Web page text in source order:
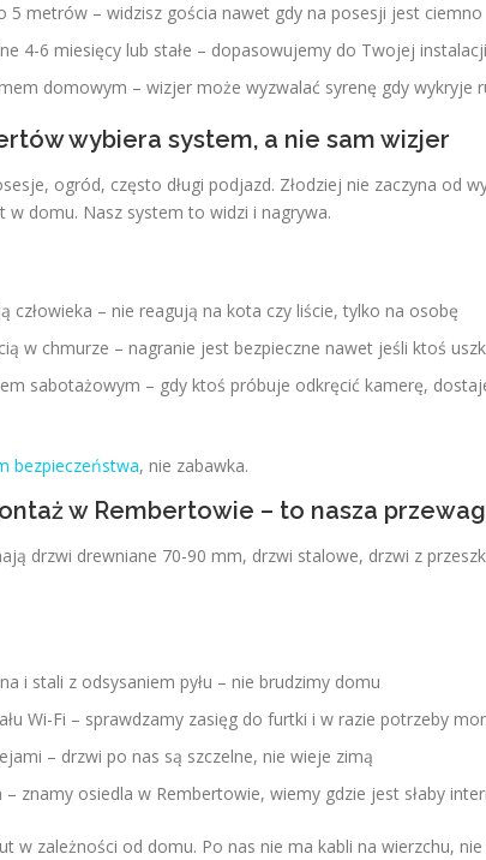
5 metrów – widzisz gościa nawet gdy na posesji jest ciemno
4-6 miesięcy lub stałe – dopasowujemy do Twojej instalacji
domowym – wizjer może wyzwalać syrenę gdy wykryje
wybiera system, a nie sam wizjer
ogród, często długi podjazd. Złodziej nie zaczyna od
w domu. Nasz system to widzi i nagrywa.
człowieka – nie reagują na kota czy liście, tylko na osobę
w chmurze – nagranie jest bezpieczne nawet jeśli ktoś
sabotażowym – gdy ktoś próbuje odkręcić kamerę,
bezpieczeństwa, nie zabawka.
w Rembertowie – to nasza
drzwi drewniane 70-90 mm, drzwi stalowe, drzwi z
i stali z odsysaniem pyłu – nie brudzimy domu
Wi-Fi – sprawdzamy zasięg do furtki i w razie potrzeby
– drzwi po nas są szczelne, nie wieje zimą
– znamy osiedla w Rembertowie, wiemy gdzie jest słaby
w zależności od domu. Po nas nie ma kabli na wierzchu,